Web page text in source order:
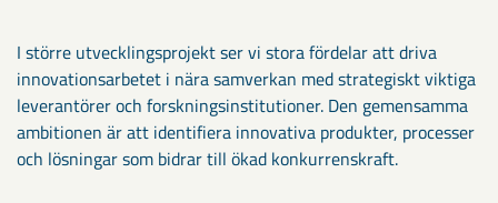
I större utvecklingsprojekt ser vi stora fördelar att driva
innovationsarbetet i nära samverkan med strategiskt viktiga
leverantörer och forskningsinstitutioner. Den gemensamma
ambitionen är att identifiera innovativa produkter, processer
och lösningar som bidrar till ökad konkurrenskraft.